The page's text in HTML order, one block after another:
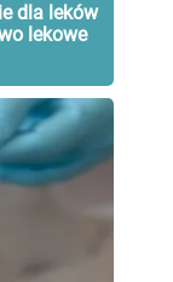
dla leków
lekowe